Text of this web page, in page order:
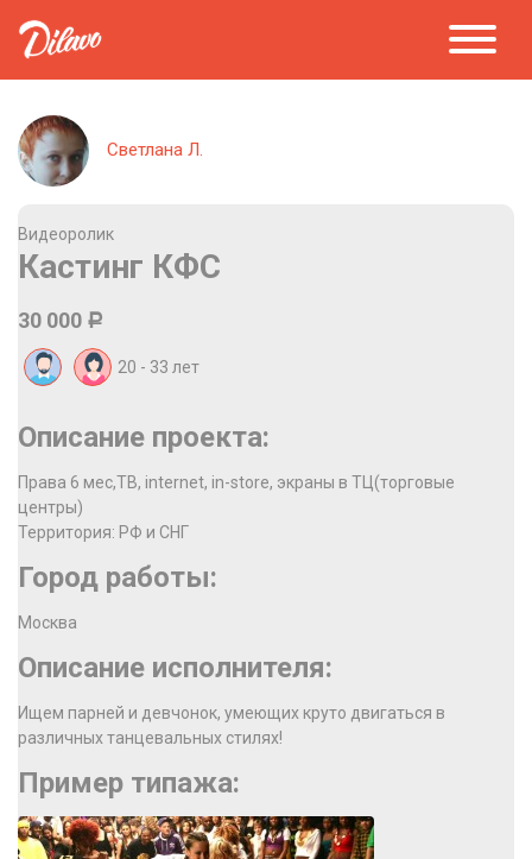
Светлана Л.
Видеоролик
Кастинг КФС
30 000 Р
20 - 33 лет
Описание проекта:
Права 6 мес,ТВ, internet, in-store, экраны в ТЦ(торговые
центры)
Территория: РФ и СНГ
Город работы:
Москва
Описание исполнителя:
Ищем парней и девчонок, умеющих круто двигаться в
различных танцевальных стилях!
Пример типажа: